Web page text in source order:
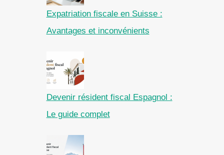
Expatriation fiscale en Suisse :
Avantages et inconvénients
Devenir résident fiscal Espagnol :
Le guide complet